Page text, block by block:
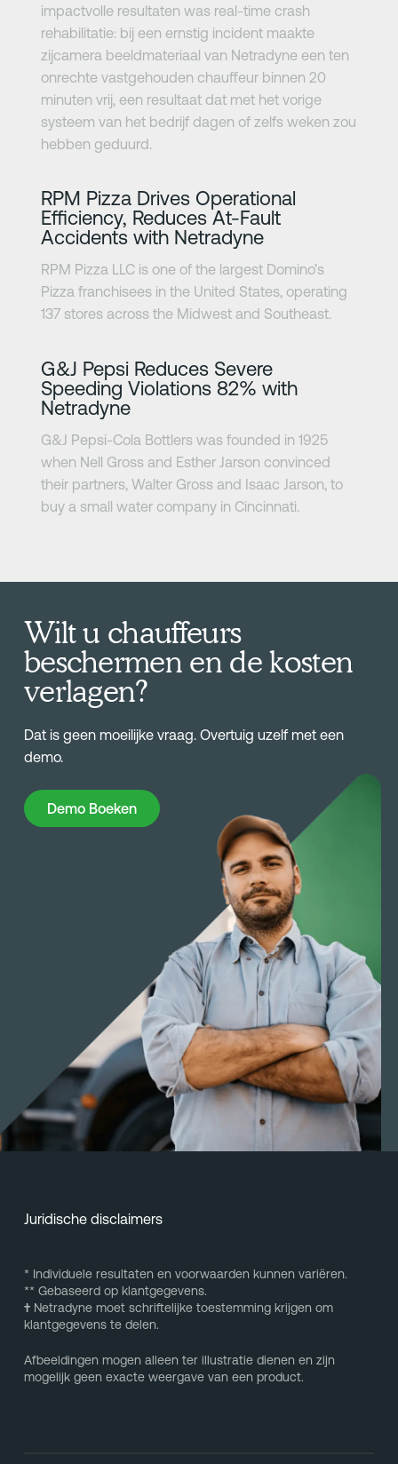
impactvolle resultaten was real-time crash
rehabilitatie: bij een ernstig incident maakte
zijcamera beeldmateriaal van Netradyne een ten
onrechte vastgehouden chauffeur binnen 20
minuten vrij, een resultaat dat met het vorige
systeem van het bedrijf dagen of zelfs weken zou
hebben geduurd.
RPM Pizza Drives Operational
Efficiency, Reduces At-Fault
Accidents with Netradyne
RPM Pizza LLC is one of the largest Domino’s
Pizza franchisees in the United States, operating
137 stores across the Midwest and Southeast.
G&J Pepsi Reduces Severe
Speeding Violations 82% with
Netradyne
G&J Pepsi-Cola Bottlers was founded in 1925
when Nell Gross and Esther Jarson convinced
their partners, Walter Gross and Isaac Jarson, to
buy a small water company in Cincinnati.
Wilt u chauffeurs
beschermen en de kosten
verlagen?
Dat is geen moeilijke vraag. Overtuig uzelf met een
demo.
Demo Boeken
Demo Boeken
Juridische disclaimers
* Individuele resultaten en voorwaarden kunnen variëren.
** Gebaseerd op klantgegevens.
†Netradyne moet schriftelijke toestemming krijgen om
klantgegevens te delen.
Afbeeldingen mogen alleen ter illustratie dienen en zijn
mogelijk geen exacte weergave van een product.